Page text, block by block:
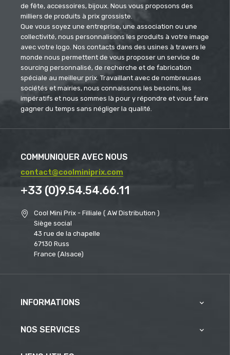
de fête, accessoires, bijoux. Nous vous proposons des
milliers de produits à prix grossiste.
Que vous soyez une entreprise, une association ou une
collectivité, nous personnalisons les produits à votre image
avec votre logo. Nos contacts dans des usines à travers le
monde nous permettent de vous proposer un service de
sourcing personnalisé, de recherche et de fabrication
spéciale au meilleur prix. Travaillant avec de nombreuses
sociétés et mairies, nous connaissons les besoins, les
impératifs et nous sommes là pour y répondre et vous faire
gagner du temps sans négliger la qualité.
COMMUNIQUER AVEC NOUS
contact@coolminiprix.com
+33 (0)9.54.54.66.11
Cool Mini Prix - Filliale ( AW Distribution )
Siège social
43 rue de la chapelle
67130 Russ
France (Alsace)
INFORMATIONS 
NOS SERVICES 